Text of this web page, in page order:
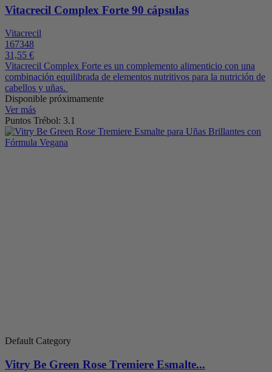
Vitacrecil Complex Forte 90 cápsulas
Vitacrecil
167348
31,55 €
Vitacrecil Complex Forte es un complemento alimenticio con una
combinación equilibrada de elementos nutritivos para la nutrición de
cabellos y uñas.
Disponible próximamente
Ver más
Puntos Trébol: 3.1
Default Category
Vitry Be Green Rose Tremiere Esmalte...